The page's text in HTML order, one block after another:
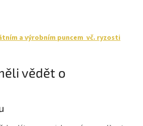
a výrobním puncem vč. ryzosti
vědět o